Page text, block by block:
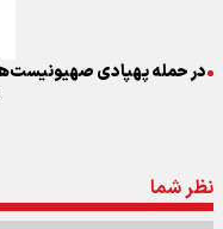
نظر شما